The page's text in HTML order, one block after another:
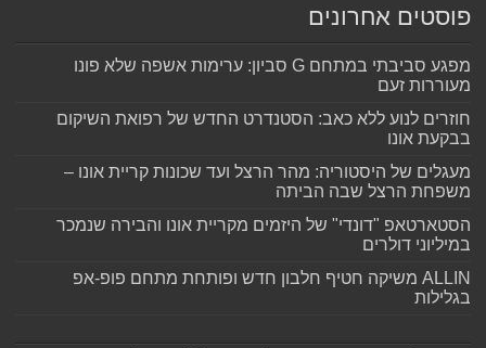
פוסטים אחרונים
מפגע סביבתי במתחם G סביון: ערימות אשפה שלא פונו
מעוררות זעם
חוזרים לנוע ללא כאב: הסטנדרט החדש של רפואת השיקום
בבקעת אונו
מעגלים של היסטוריה: מהר הרצל ועד שכונות קריית אונו –
משפחת הרצל שבה הביתה
הסטארטאפ "דונדי" של היזמים מקריית אונו והבירה שנמכר
במיליוני דולרים
ALLIN משיקה חטיף חלבון חדש ופותחת מתחם פופ-אפ
בגלילות